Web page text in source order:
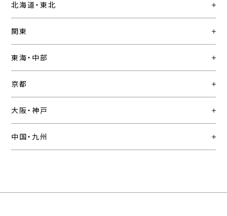
北海道・東北
関東
東海・中部
京都
大阪・神戸
中国・九州